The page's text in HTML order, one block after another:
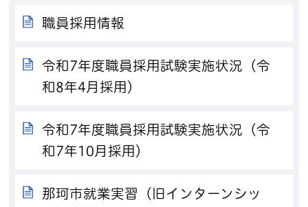
職員採用情報
令和7年度職員採用試験実施状況（令
和8年4月採用）
令和7年度職員採用試験実施状況（令
和7年10月採用）
那珂市就業実習（旧インターンシッ